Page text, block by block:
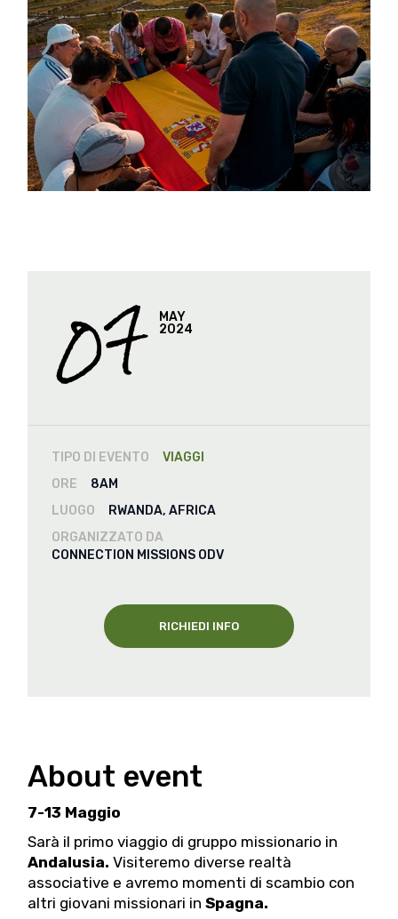
07
MAY
2024
TIPO DI EVENTO
VIAGGI
ORE
8AM
LUOGO
RWANDA, AFRICA
ORGANIZZATO DA
CONNECTION MISSIONS ODV
RICHIEDI INFO
About event
7-13 Maggio
Sarà il primo viaggio di gruppo missionario in
Andalusia. Visiteremo diverse realtà
associative e avremo momenti di scambio con
altri giovani missionari inSpagna.